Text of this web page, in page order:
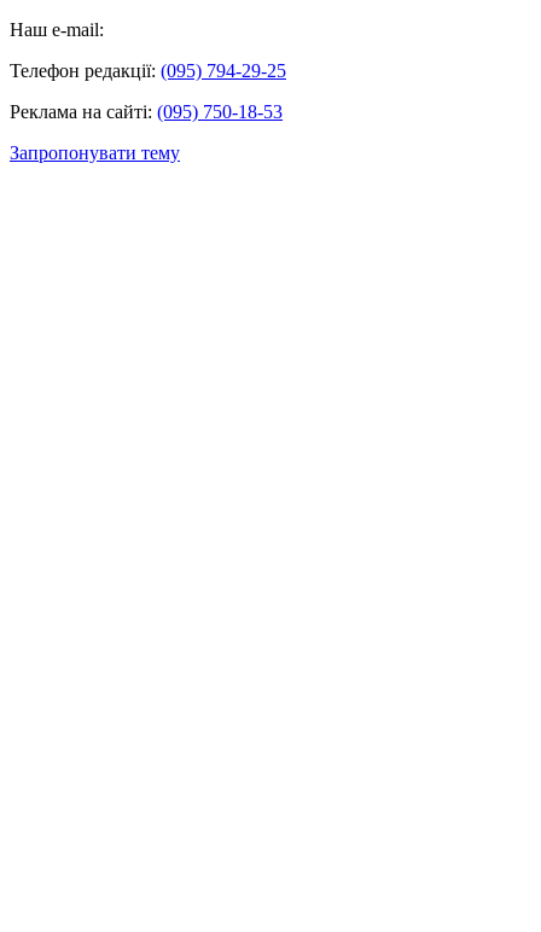
Наш e-mail:
Телефон редакції: (095) 794-29-25
Реклама на сайті: (095) 750-18-53
Запропонувати тему